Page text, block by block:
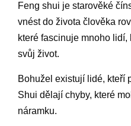
Feng shui je starověké
vnést do života člověka
které fascinuje mnoho
svůj život.
Bohužel existují lidé, kteří
Shui dělají chyby, které
náramku.